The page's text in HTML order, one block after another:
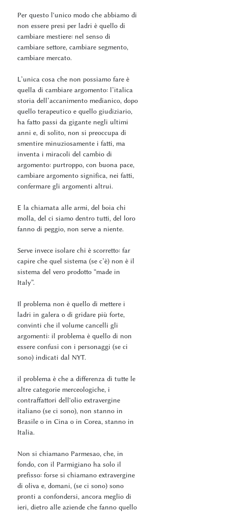
Per questo l'unico modo che abbiamo di
non essere presi per ladri è quello di
cambiare mestiere: nel senso di
cambiare settore, cambiare segmento,
cambiare mercato.
L’unica cosa che non possiamo fare è
quella di cambiare argomento: l’italica
storia dell’accanimento medianico, dopo
quello terapeutico e quello giudiziario,
ha fatto passi da gigante negli ultimi
anni e, di solito, non si preoccupa di
smentire minuziosamente i fatti, ma
inventa i miracoli del cambio di
argomento: purtroppo, con buona pace,
cambiare argomento significa, nei fatti,
confermare gli argomenti altrui.
E la chiamata alle armi, del boia chi
molla, del ci siamo dentro tutti, del loro
fanno di peggio, non serve a niente.
Serve invece isolare chi è scorretto: far
capire che quel sistema (se c’è) non è il
sistema del vero prodotto “made in
Italy”.
Il problema non è quello di mettere i
ladri in galera o di gridare più forte,
convinti che il volume cancelli gli
argomenti: il problema è quello di non
essere confusi con i personaggi (se ci
sono) indicati dal NYT.
il problema è che a differenza di tutte le
altre categorie merceologiche, i
contraffattori dell'olio extravergine
italiano (se ci sono), non stanno in
Brasile o in Cina o in Corea, stanno in
Italia.
Non si chiamano Parmesao, che, in
fondo, con il Parmigiano ha solo il
prefisso: forse si chiamano extravergine
di oliva e, domani, (se ci sono) sono
pronti a confondersi, ancora meglio di
ieri, dietro alle aziende che fanno quello